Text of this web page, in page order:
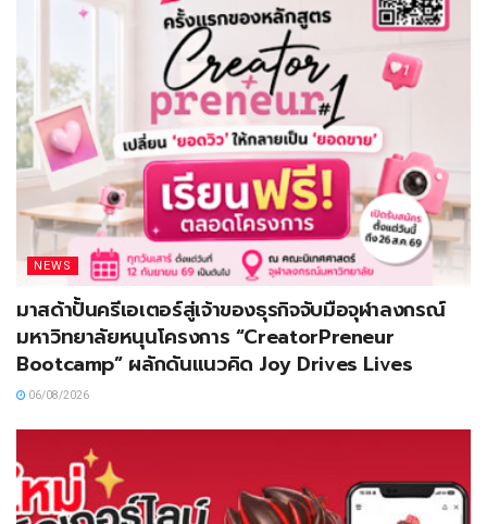
NEWS
มาสด้าปั้นครีเอเตอร์สู่เจ้าของธุรกิจจับมือจุฬาลงกรณ์
มหาวิทยาลัยหนุนโครงการ “CreatorPreneur
Bootcamp” ผลักดันแนวคิด Joy Drives Lives
06/08/2026